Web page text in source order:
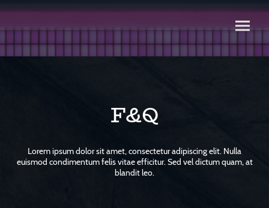
F&Q
Lorem ipsum dolor sit amet, consectetur adipiscing elit. Nulla
euismod condimentum felis vitae efficitur. Sed vel dictum quam, at
blandit leo.